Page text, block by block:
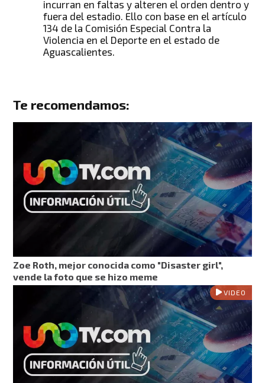
incurran en faltas y alteren el orden dentro y
fuera del estadio. Ello con base en el artículo
134 de la Comisión Especial Contra la
Violencia en el Deporte en el estado de
Aguascalientes.
Te recomendamos:
Zoe Roth, mejor conocida como "Disaster girl",
vende la foto que se hizo meme
VIDEO